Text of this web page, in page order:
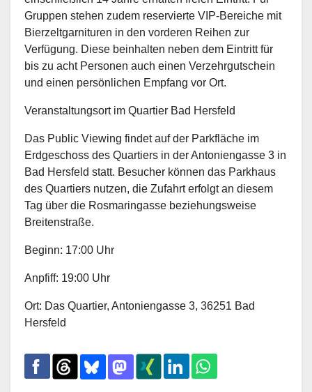
Gruppen stehen zudem reservierte VIP-Bereiche mit
Bierzeltgarnituren in den vorderen Reihen zur
Verfügung. Diese beinhalten neben dem Eintritt für
bis zu acht Personen auch einen Verzehrgutschein
und einen persönlichen Empfang vor Ort.
Veranstaltungsort im Quartier Bad Hersfeld
Das Public Viewing findet auf der Parkfläche im
Erdgeschoss des Quartiers in der Antoniengasse 3 in
Bad Hersfeld statt. Besucher können das Parkhaus
des Quartiers nutzen, die Zufahrt erfolgt an diesem
Tag über die Rosmaringasse beziehungsweise
Breitenstraße.
Beginn: 17:00 Uhr
Anpfiff: 19:00 Uhr
Ort: Das Quartier, Antoniengasse 3, 36251 Bad
Hersfeld